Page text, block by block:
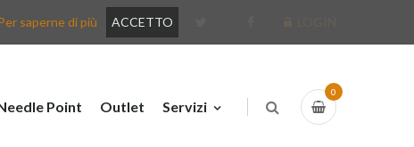
Point Outlet Servizi
0
saperne di più ACCETTO